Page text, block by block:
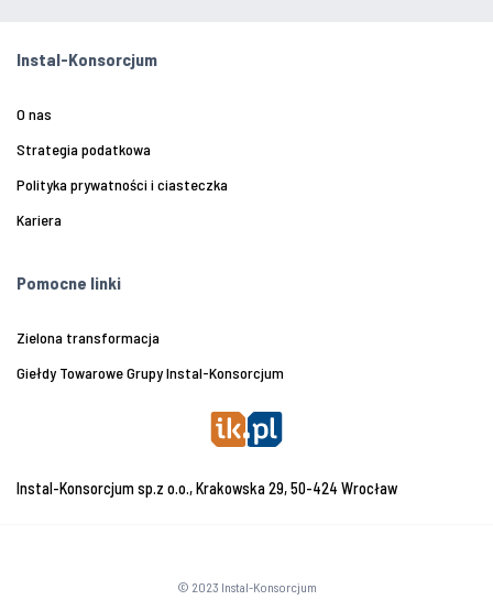
Instal-Konsorcjum
O nas
Strategia podatkowa
Polityka prywatności i ciasteczka
Kariera
Pomocne linki
Zielona transformacja
Giełdy Towarowe Grupy Instal-Konsorcjum
Instal-Konsorcjum sp.z o.o., Krakowska 29, 50-424 Wrocław
© 2023 Instal-Konsorcjum